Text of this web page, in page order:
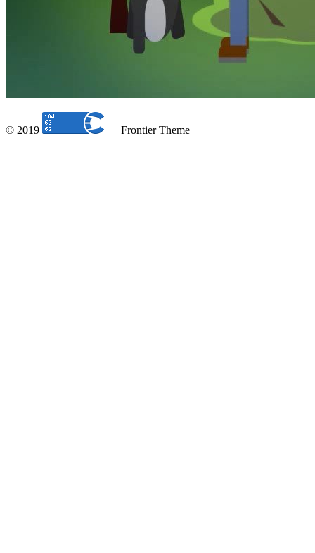
© 2019 Frontier Theme